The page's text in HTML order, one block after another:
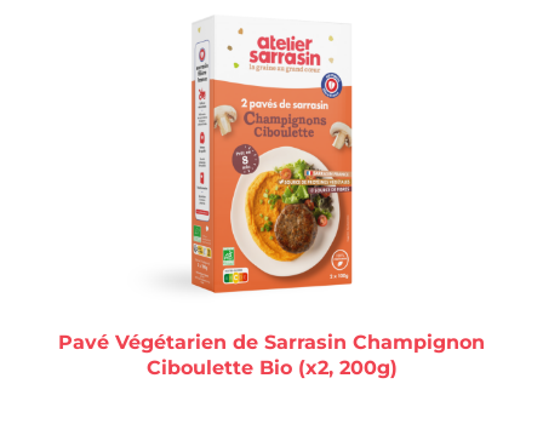
Pavé Végétarien de Sarrasin Champignon
Ciboulette Bio (x2, 200g)